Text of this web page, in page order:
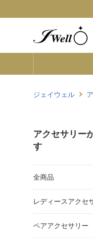
ジェイウェル
アクセサリー
す
全商品
レディースアクセ
ペアアクセサリー